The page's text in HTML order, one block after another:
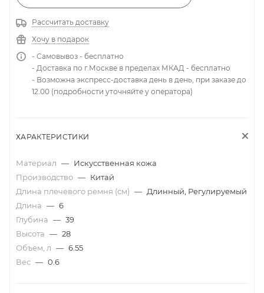
Рассчитать доставку
Хочу в подарок
- Самовывоз - бесплатно
- Доставка по г.Москве в пределах МКАД - бесплатно
- Возможна экспресс-доставка день в день, при заказе до
12.00 (подробности уточняйте у оператора)
ХАРАКТЕРИСТИКИ
Материал — Искусственная кожа
Производство — Китай
Длина плечевого ремня (см) — Длинный, Регулируемый
Длина — 6
Глубина — 39
Высота — 28
Объем, л — 6.55
Вес — 0.6